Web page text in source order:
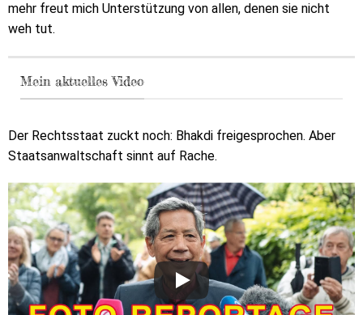
mehr freut mich Unterstützung von allen, denen sie nicht
weh tut.
Mein aktuelles Video
Der Rechtsstaat zuckt noch: Bhakdi freigesprochen. Aber
Staatsanwaltschaft sinnt auf Rache.